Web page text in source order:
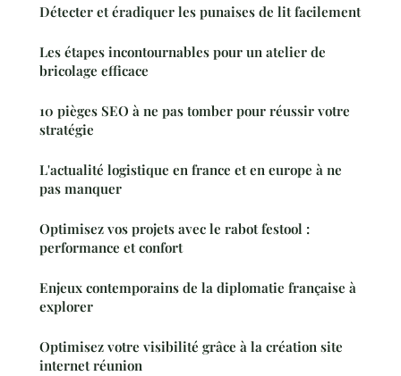
Détecter et éradiquer les punaises de lit facilement
Les étapes incontournables pour un atelier de
bricolage efficace
10 pièges SEO à ne pas tomber pour réussir votre
stratégie
L'actualité logistique en france et en europe à ne
pas manquer
Optimisez vos projets avec le rabot festool :
performance et confort
Enjeux contemporains de la diplomatie française à
explorer
Optimisez votre visibilité grâce à la création site
internet réunion